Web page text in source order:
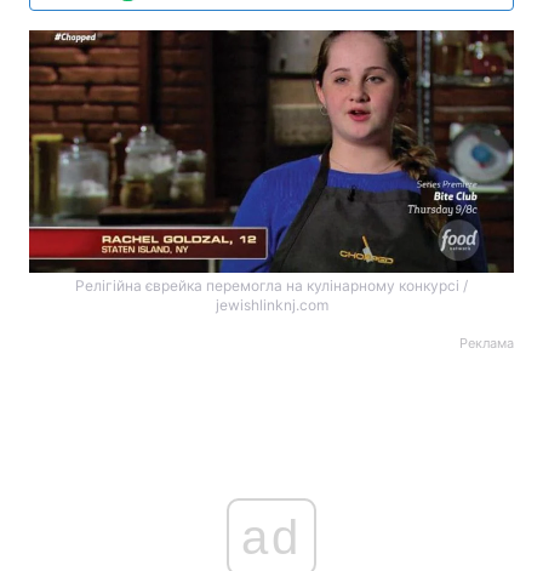
Релігійна єврейка перемогла на кулінарному конкурсі /
jewishlinknj.com
Реклама
ad